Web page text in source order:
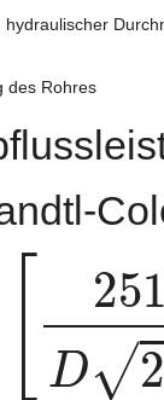
des Rohres
D2g